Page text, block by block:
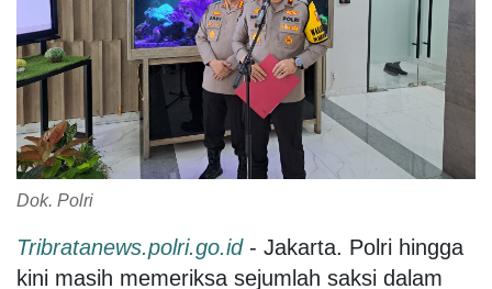
Dok. Polri
Tribratanews.polri.go.id- Jakarta. Polri hingga
kini masih memeriksa sejumlah saksi dalam